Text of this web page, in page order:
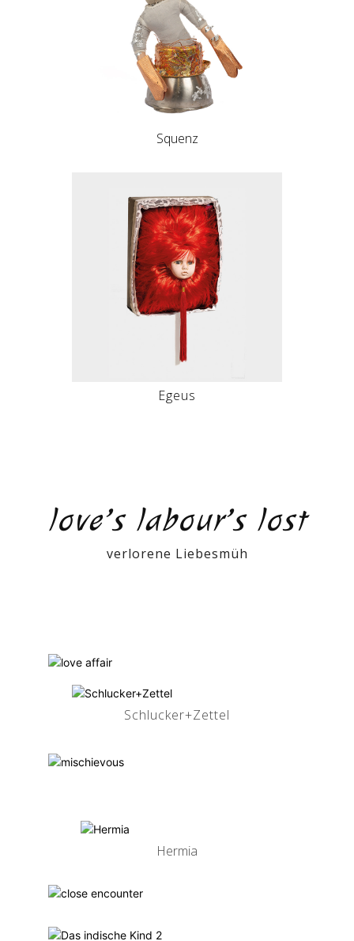
Squenz
Egeus
love’s labour’s lost
verlorene Liebesmüh
Schlucker+Zettel
Hermia